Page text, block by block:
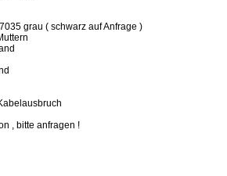
grau ( schwarz auf Anfrage )
, bitte anfragen !